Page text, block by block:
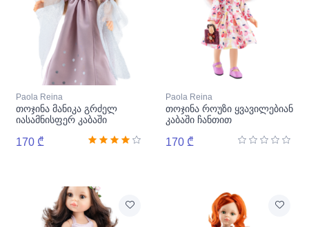
Paola Reina
თოჯინა მანიკა გრძელ
იასამნისფერ კაბაში
170 ₾
Paola Reina
თოჯინა როუზი ყვავილებიან
კაბაში ჩანთით
170 ₾